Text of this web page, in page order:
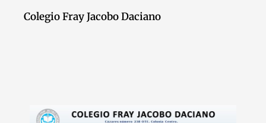
Colegio Fray Jacobo Daciano